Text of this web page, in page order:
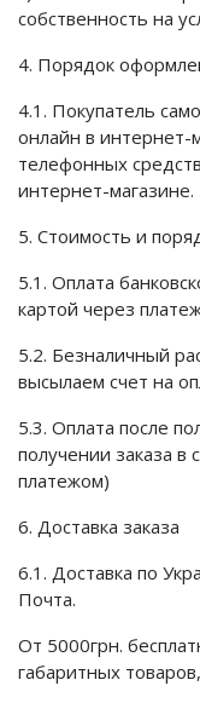
собственность на
4. Порядок
4.1. Покупатель
онлайн в
телефонных
интернет-магазине.
5. Стоимость и
5.1. Оплата
картой через
5.2. Безналичный
высылаем счет на
5.3. Оплата после
получении заказа
платежом)
6. Доставка заказа
6.1. Доставка по
Почта.
От 5000грн.
габаритных